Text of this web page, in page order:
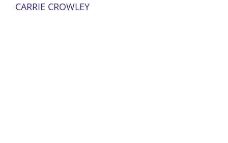
CARRIE CROWLEY